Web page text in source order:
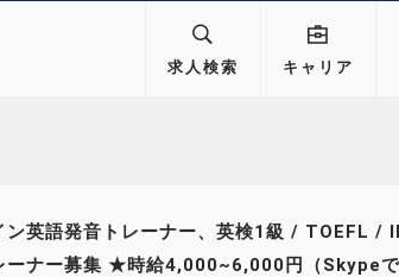
求人検索 キャリア
ン英語発音トレーナー、英検1級 / TOEFL /
ーナー募集 ★時給4,000~6,000円（Skype